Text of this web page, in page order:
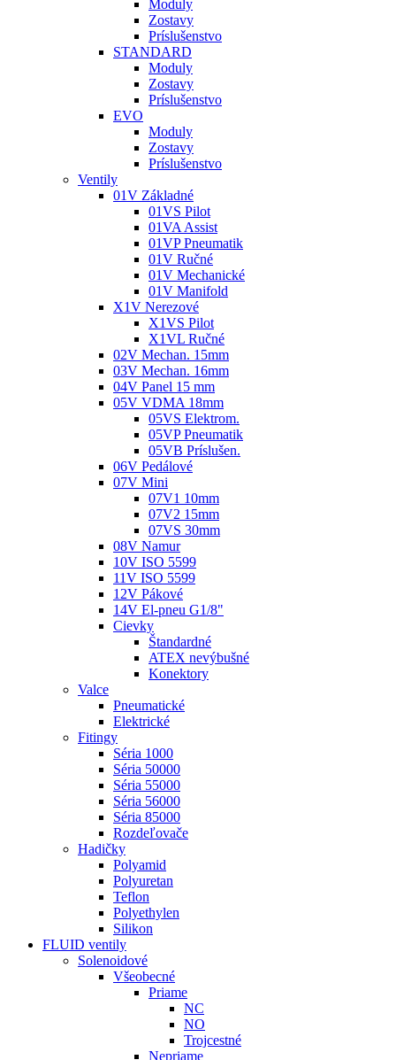
Moduly
Zostavy
Príslušenstvo
STANDARD
Moduly
Zostavy
Príslušenstvo
EVO
Moduly
Zostavy
Príslušenstvo
Ventily
01V Základné
01VS Pilot
01VA Assist
01VP Pneumatik
01V Ručné
01V Mechanické
01V Manifold
X1V Nerezové
X1VS Pilot
X1VL Ručné
02V Mechan. 15mm
03V Mechan. 16mm
04V Panel 15 mm
05V VDMA 18mm
05VS Elektrom.
05VP Pneumatik
05VB Príslušen.
06V Pedálové
07V Mini
07V1 10mm
07V2 15mm
07VS 30mm
08V Namur
10V ISO 5599
11V ISO 5599
12V Pákové
14V El-pneu G1/8"
Cievky
Štandardné
ATEX nevýbušné
Konektory
Valce
Pneumatické
Elektrické
Fitingy
Séria 1000
Séria 50000
Séria 55000
Séria 56000
Séria 85000
Rozdeľovače
Hadičky
Polyamid
Polyuretan
Teflon
Polyethylen
Silikon
FLUID ventily
Solenoidové
Všeobecné
Priame
NC
NO
Trojcestné
Nepriame